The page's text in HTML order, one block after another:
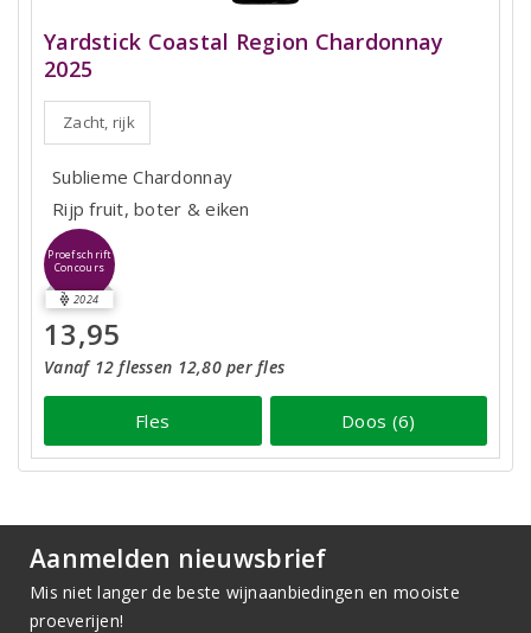
Yardstick Coastal Region Chardonnay
2025
Zacht, rijk
Sublieme Chardonnay
Rijp fruit, boter & eiken
Proefschrift
Concours
2024
13,95
Vanaf 12 flessen 12,80 per fles
Fles Doos (6)
Aanmelden nieuwsbrief
Mis niet langer de beste wijnaanbiedingen en mooiste
proeverijen!